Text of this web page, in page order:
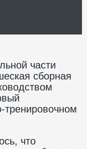
части
сборная
тренировочном
что